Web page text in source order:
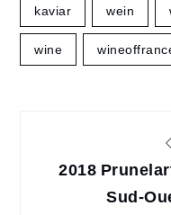
kaviar wein
wine
2018
Sud-